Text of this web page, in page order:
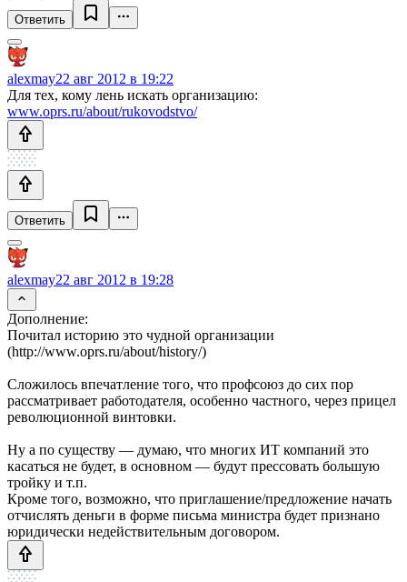
Ответить
alexmay22 авг 2012 в 19:22
Для тех, кому лень искать организацию:
www.oprs.ru/about/rukovodstvo/
Ответить
alexmay22 авг 2012 в 19:28
Дополнение:
Почитал историю это чудной организации
(http://www.oprs.ru/about/history/)
Сложилось впечатление того, что профсоюз до сих пор
рассматривает работодателя, особенно частного, через прицел
революционной винтовки.
Ну а по существу — думаю, что многих ИТ компаний это
касаться не будет, в основном — будут прессовать большую
тройку и т.п.
Кроме того, возможно, что приглашение/предложение начать
отчислять деньги в форме письма министра будет признано
юридически недействительным договором.